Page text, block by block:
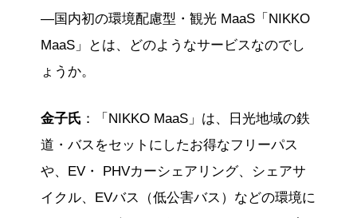
—国内初の環境配慮型・観光 MaaS「NIKKO
MaaS」とは、どのようなサービスなのでし
ょうか。
金子氏 ：「NIKKO MaaS」は、日光地域の鉄
道・バスをセットにしたお得なフリーパス
や、EV・ PHVカーシェアリング、シェアサ
イクル、EVバス（低公害バス）などの環境に